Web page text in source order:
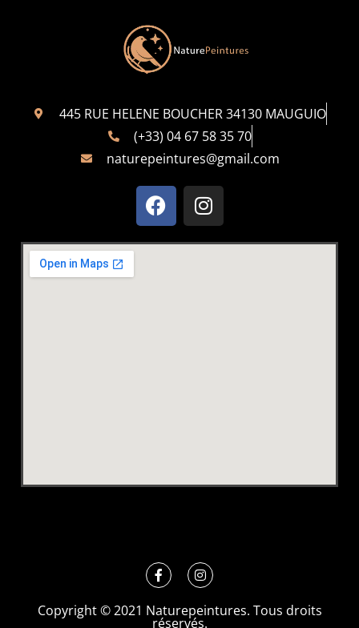
445 RUE HELENE BOUCHER 34130 MAUGUIO
(+33) 04 67 58 35 70
naturepeintures@gmail.com
Copyright © 2021 Naturepeintures. Tous droits
réservés.